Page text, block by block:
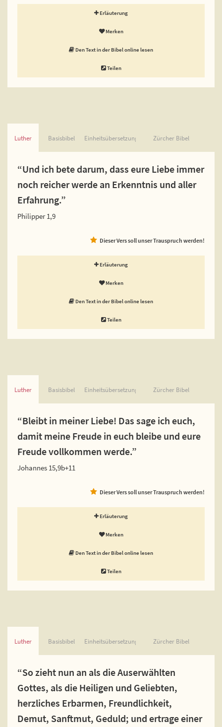
Erläuterung
Merken
Den Text in der Bibel online lesen
Teilen
Luther Basisbibel Einheitsübersetzung Zürcher Bibel
“Und ich bete darum, dass eure Liebe immer
noch reicher werde an Erkenntnis und aller
Erfahrung.”
Philipper 1,9
Dieser Vers soll unser Trauspruch werden!
Erläuterung
Merken
Den Text in der Bibel online lesen
Teilen
Luther Basisbibel Einheitsübersetzung Zürcher Bibel
“Bleibt in meiner Liebe! Das sage ich euch,
damit meine Freude in euch bleibe und eure
Freude vollkommen werde.”
Johannes 15,9b+11
Dieser Vers soll unser Trauspruch werden!
Erläuterung
Merken
Den Text in der Bibel online lesen
Teilen
Luther Basisbibel Einheitsübersetzung Zürcher Bibel
“So zieht nun an als die Auserwählten
Gottes, als die Heiligen und Geliebten,
herzliches Erbarmen, Freundlichkeit,
Demut, Sanftmut, Geduld; und ertrage einer